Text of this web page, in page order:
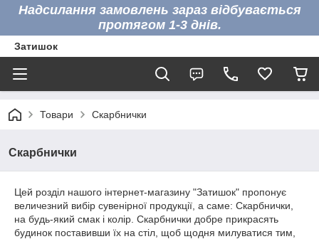
Надсилання замовлень зараз відбувається
протягом 1-3 днів.
Затишок
Товари Скарбнички
Скарбнички
Цей розділ нашого інтернет-магазину "Затишок" пропонує
величезний вибір сувенірної продукції, а саме: Скарбнички,
на будь-який смак і колір. Скарбнички добре прикрасять
будинок поставивши їх на стіл, щоб щодня милуватися тим,